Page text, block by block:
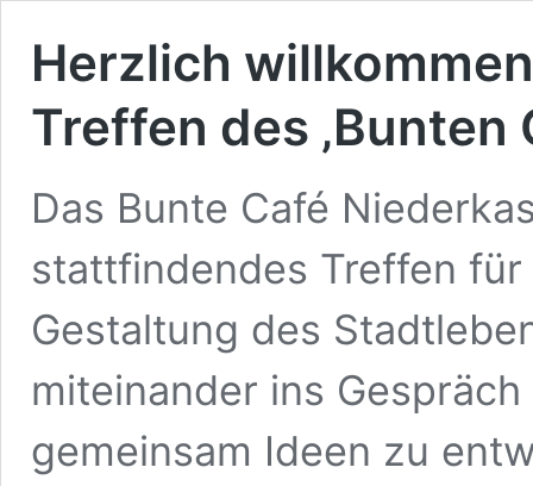
Herzlich
Treffen des ‚Bunten
Das Bunte Café
stattfindendes Treffen
Gestaltung des
miteinander ins
gemeinsam Ideen zu